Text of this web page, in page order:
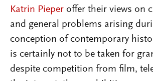
Katrin Pieper offer their views on
and general problems arising
conception of contemporary
is certainly not to be taken for
despite competition from film,